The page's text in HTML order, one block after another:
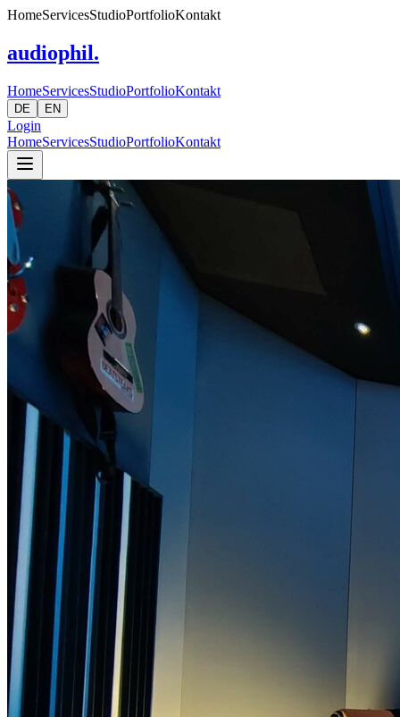
HomeServicesStudioPortfolioKontakt
audiophil.
HomeServicesStudioPortfolioKontakt
DE EN
Login
HomeServicesStudioPortfolioKontakt